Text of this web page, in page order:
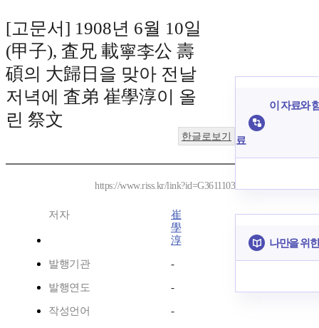
[고문서] 1908년 6월 10일
(甲子), 査兄 載寧李公 壽
碩의 大歸日을 맞아 전날
저녁에 査弟 崔學淳이 올
린 祭文
한글로보기
https://www.riss.kr/link?id=G3611103
저자
崔
學
淳
발행기관 -
발행연도 -
작성언어 -
이 자료와
료
나만을 위